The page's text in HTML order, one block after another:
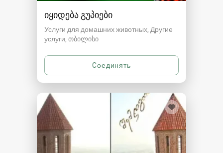
იყიდება გუპიები
Услуги для домашних животных, Другие
услуги თბილისი